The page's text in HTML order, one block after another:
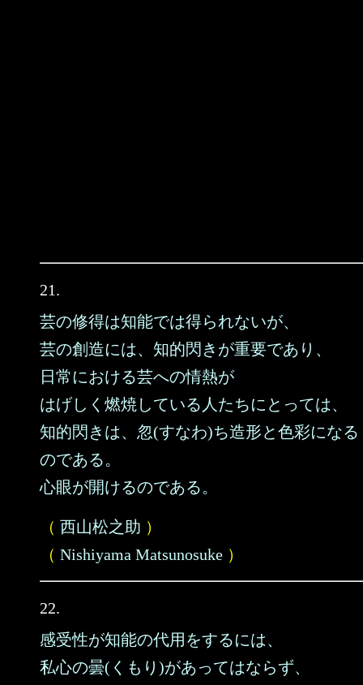
21.
芸の修得は知能では得られないが、
芸の創造には、知的閃きが重要であり、
日常における芸への情熱が
はげしく燃焼している人たちにとっては、
知的閃きは、忽(すなわ)ち造形と色彩になる
のである。
心眼が開けるのである。
（ 西山松之助 ）
（ Nishiyama Matsunosuke ）
22.
感受性が知能の代用をするには、
私心の曇(くもり)があってはならず、